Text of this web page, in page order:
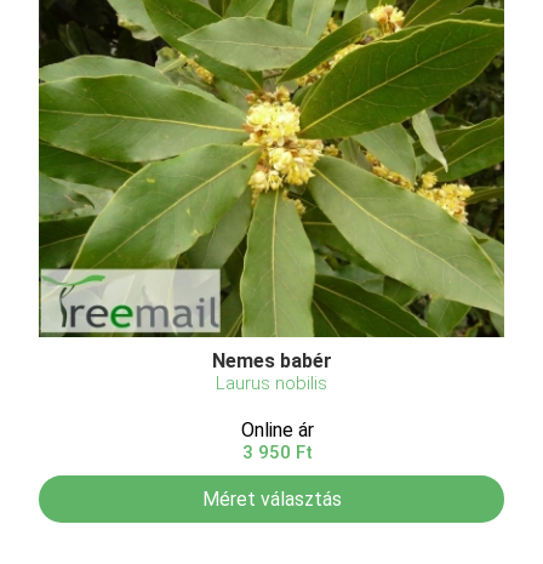
Nemes babér
Laurus nobilis
Online ár
3 950 Ft
Méret választás